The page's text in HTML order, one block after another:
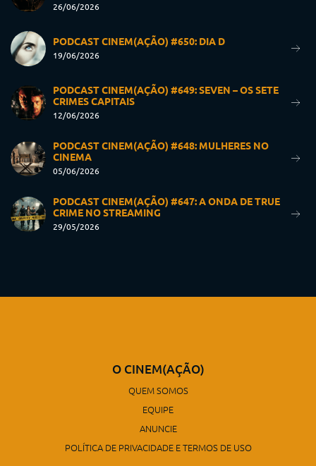
26/06/2026
PODCAST CINEM(AÇÃO) #650: DIA D
19/06/2026
PODCAST CINEM(AÇÃO) #649: SEVEN – OS SETE
CRIMES CAPITAIS
12/06/2026
PODCAST CINEM(AÇÃO) #648: MULHERES NO
CINEMA
05/06/2026
PODCAST CINEM(AÇÃO) #647: A ONDA DE TRUE
CRIME NO STREAMING
29/05/2026
O CINEM(AÇÃO)
QUEM SOMOS
EQUIPE
ANUNCIE
POLÍTICA DE PRIVACIDADE E TERMOS DE USO